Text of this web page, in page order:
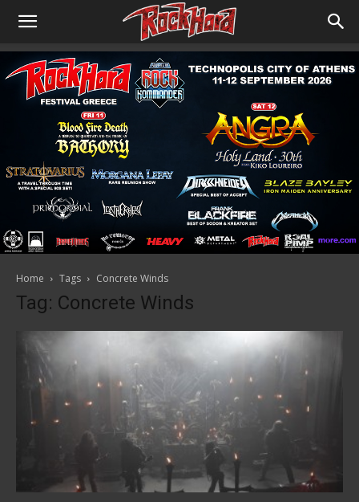
Home Tags Concrete Winds
Tag: Concrete Winds